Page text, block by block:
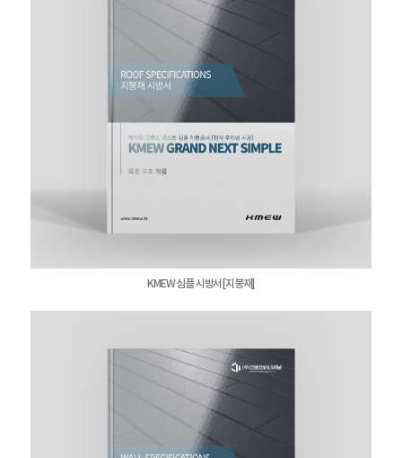
KMEW 심플 시방서[지붕재]